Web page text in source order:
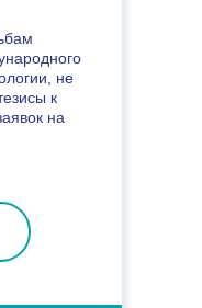
не
к
на